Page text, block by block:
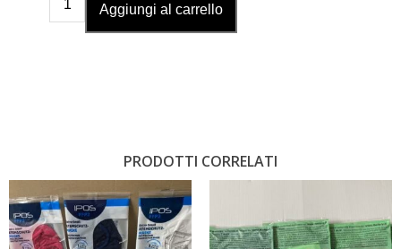
Aggiungi al carrello
PRODOTTI CORRELATI